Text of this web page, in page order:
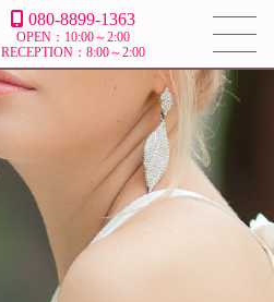
080-8899-1363
OPEN：10:00～2:00
RECEPTION：8:00～2:00